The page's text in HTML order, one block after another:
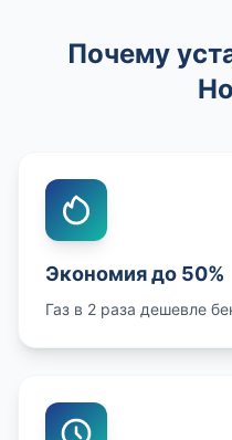
Почему
Экономия до 50%
Газ в 2 раза дешевле